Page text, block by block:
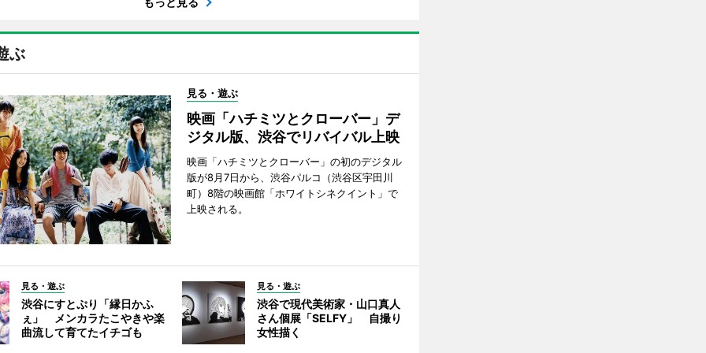
ぶ
見る・遊ぶ
映画「ハチミツとクローバー」デ
ジタル版、渋谷でリバイバル上映
映画「ハチミツとクローバー」の初のデジタル
版が8月7日から、渋谷パルコ（渋谷区宇田川
町）8階の映画館「ホワイトシネクイント」で
上映される。
見る・遊ぶ
渋谷にすとぷり「縁日かふ
ぇ」 メンカラたこやきや楽
曲流して育てたイチゴも
見る・遊ぶ
渋谷で現代美術家・山口真人
さん個展「SELFY」 自撮り
女性描く